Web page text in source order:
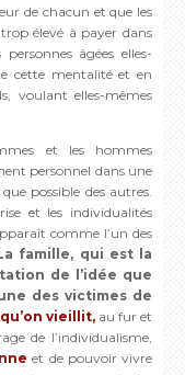
de chacun et que les
élevé à payer dans
âgées elles-
cette mentalité et en
voulant elles-mêmes
et les hommes
personnel dans une
possible des autres.
et les individualités
comme l’un des
famille, qui est la
de l’idée que
des victimes de
vieillit, au fur et
de l’individualisme,
et de pouvoir vivre